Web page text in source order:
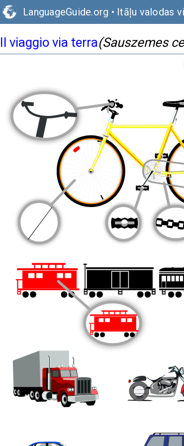
LanguageGuide.org • Itāļu valodas
Il viaggio via terra(Sauszemes